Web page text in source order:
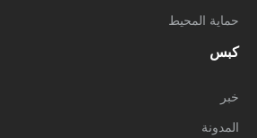
حماية المحيط
كبس
خبر
المدونة